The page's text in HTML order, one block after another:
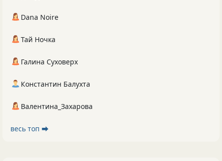
Dana Noire
Тай Ночка
Галина Суховерх
Константин Балухта
Валентина_Захарова
весь топ ⮕